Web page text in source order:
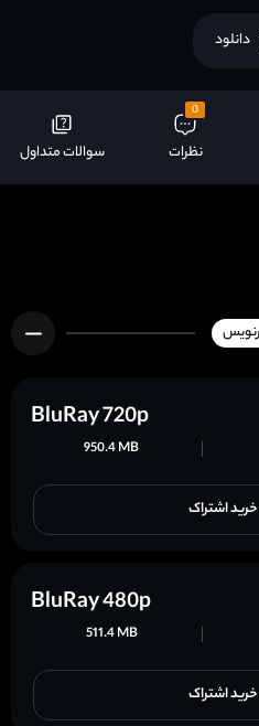
دانلود
0
نظرات سوالات متداول
خرید اشتراک
950.4 MB
BluRay 720p
خرید اشتراک
511.4 MB
BluRay 480p